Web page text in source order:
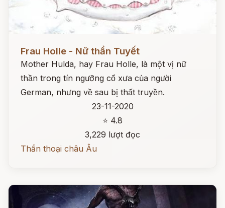
Frau Holle - Nữ thần Tuyết
Mother Hulda, hay Frau Holle, là một vị nữ
thần trong tín ngưỡng cổ xưa của người
German, nhưng về sau bị thất truyền.
23-11-2020
⭐ 4.8
3,229 lượt đọc
Thần thoại châu Âu